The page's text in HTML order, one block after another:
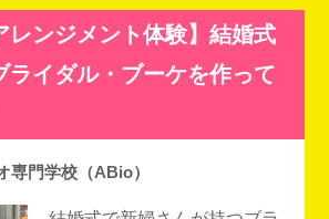
レンジメント体験】結婚式
ライダル・ブーケを作って
専門学校（ABio）